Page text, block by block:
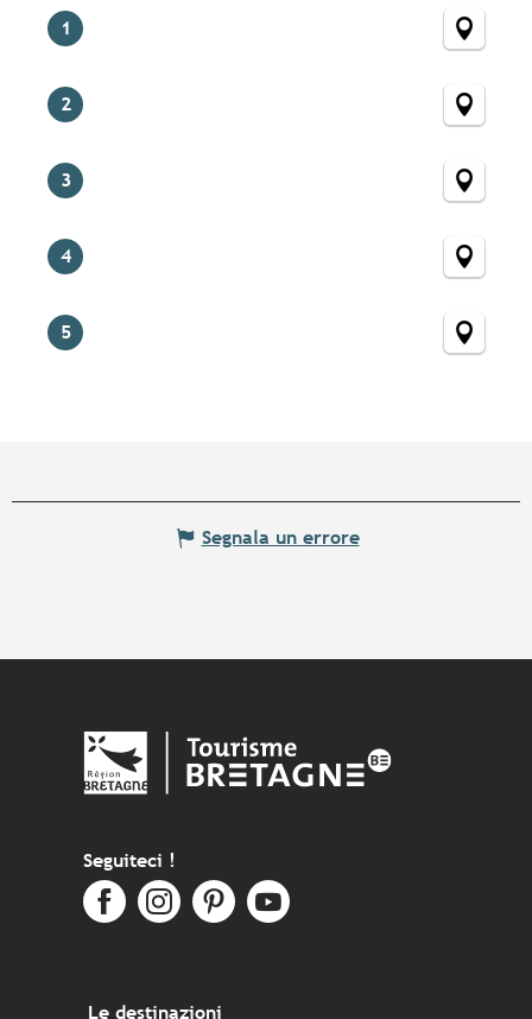
1
2
3
4
5
Segnala un errore
Seguiteci !
Le destinazioni